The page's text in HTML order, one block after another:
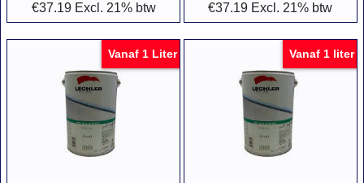
€37.19 Excl. 21% btw
€37.19 Excl. 21% btw
Vanaf 1 Liter Vanaf 1 liter